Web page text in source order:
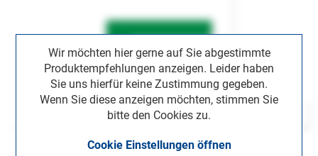
Wir möchten hier gerne auf Sie abgestimmte
Produktempfehlungen anzeigen. Leider haben
Sie uns hierfür keine Zustimmung gegeben.
Wenn Sie diese anzeigen möchten, stimmen Sie
bitte den Cookies zu.
Cookie Einstellungen öffnen